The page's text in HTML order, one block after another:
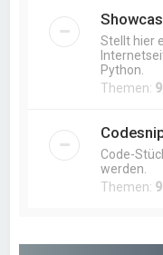
Stellt hier
Python.
Themen:
Code-
werden.
Themen: